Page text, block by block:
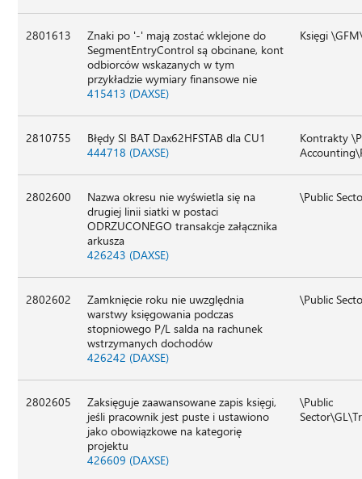
2801613
Znaki po '-' mają zostać wklejone do
SegmentEntryControl są obcinane, kont
odbiorców wskazanych w tym
przykładzie wymiary finansowe nie
415413 (DAXSE)
Księgi
2810755
Błędy SI BAT Dax62HFSTAB dla CU1
444718 (DAXSE)
Kontrakty
2802600
Nazwa okresu nie wyświetla się na
drugiej linii siatki w postaci
ODRZUCONEGO transakcje załącznika
arkusza
426243 (DAXSE)
\Public
2802602
Zamknięcie roku nie uwzględnia
warstwy księgowania podczas
stopniowego P/L salda na rachunek
wstrzymanych dochodów
426242 (DAXSE)
\Public
2802605
Zaksięguje zaawansowane zapis księgi,
jeśli pracownik jest puste i ustawiono
jako obowiązkowe na kategorię
projektu
426609 (DAXSE)
\Public